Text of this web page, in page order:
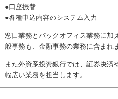
●口座振替
●各種申込内容のシステム入力
窓口業務とバックオフィス業務に加
般事務も、金融事務の業務に含まれ
また外資系投資銀行では、証券決済
幅広い業務を担当します。